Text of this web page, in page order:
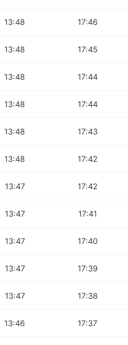
13:48 17:46
13:48 17:45
13:48 17:44
13:48 17:44
13:48 17:43
13:48 17:42
13:47 17:42
13:47 17:41
13:47 17:40
13:47 17:39
13:47 17:38
13:46 17:37